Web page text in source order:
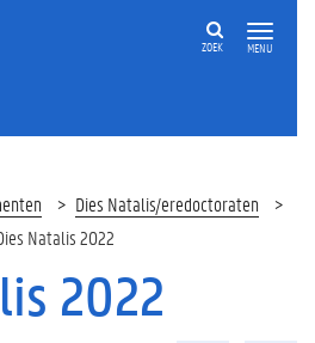
MENU
ZOEK
Dies Natalis/eredoctoraten
Natalis 2022
2022